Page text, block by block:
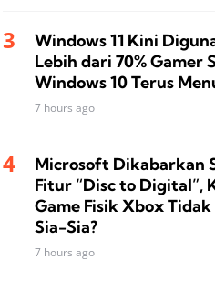
Windows 11 Kini
Lebih dari 70% Gamer
Windows 10 Terus
7 hours ago
Microsoft Dikabarkan
Fitur “Disc to Digital”,
Game Fisik Xbox
Sia-Sia?
7 hours ago